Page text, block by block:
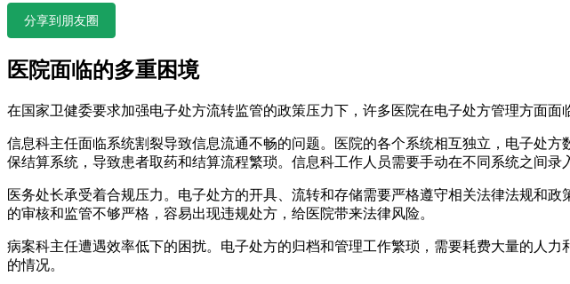
分享到朋友圈
医院面临的多重困境
在国家卫健委要求加强电子处方流转监管的政策压力下，许多医院在电子处方管理方面
信息科主任面临系统割裂导致信息流通不畅的问题。医院的各个系统相互独立，电子处
保结算系统，导致患者取药和结算流程繁琐。信息科工作人员需要手动在不同系统之间录
医务处长承受着合规压力。电子处方的开具、流转和存储需要严格遵守相关法律法规和
的审核和监管不够严格，容易出现违规处方，给医院带来法律风险。
病案科主任遭遇效率低下的困扰。电子处方的归档和管理工作繁琐，需要耗费大量的人
的情况。